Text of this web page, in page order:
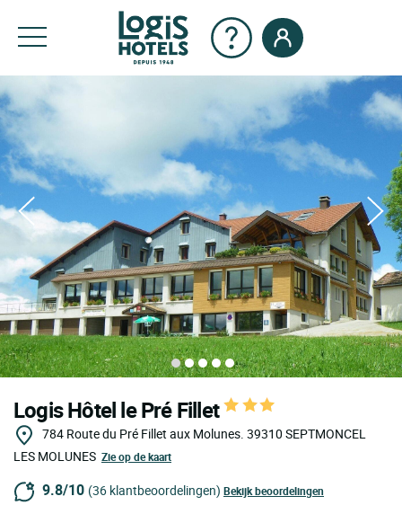
Logis Hôtel le Pré Fillet
784 Route du Pré Fillet aux Molunes. 39310 SEPTMONCEL
LES MOLUNES Zie op de kaart
9.8/10 (36 klantbeoordelingen) Bekijk beoordelingen